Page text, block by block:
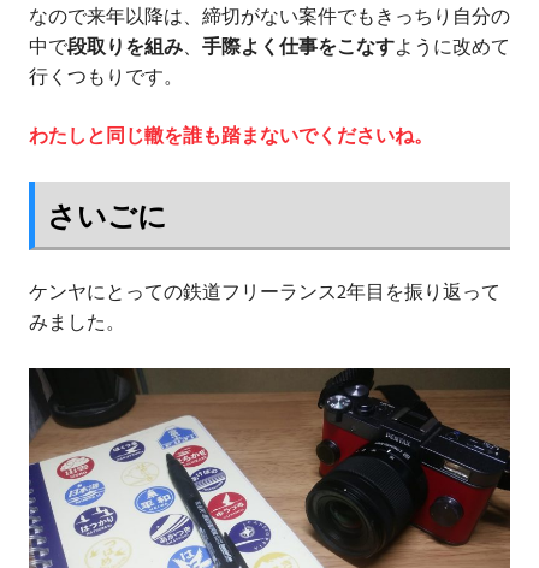
なので来年以降は、締切がない案件でもきっちり自分の
中で段取りを組み、 手際よく仕事をこなすように改めて
行くつもりです。
わたしと同じ轍を誰も踏まないでくださいね。
さいごに
ケンヤにとっての鉄道フリーランス2年目を振り返って
みました。